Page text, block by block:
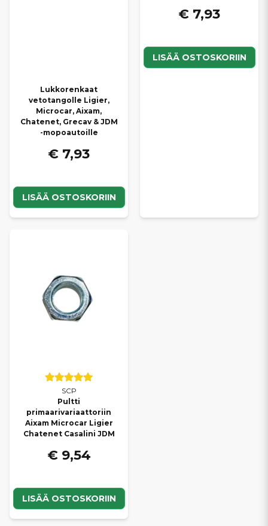
Lukkorenkaat
vetotangolle Ligier,
Microcar, Aixam,
Chatenet, Grecav & JDM
-mopoautoille
€ 7,93
LISÄÄ OSTOSKORIIN
€ 7,93
LISÄÄ OSTOSKORIIN
SCP
Pultti
primaarivariaattoriin
Aixam Microcar Ligier
Chatenet Casalini JDM
€ 9,54
LISÄÄ OSTOSKORIIN